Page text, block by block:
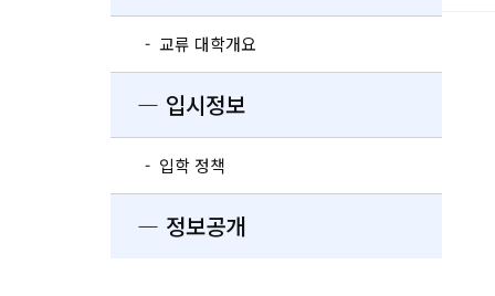
- 교류 대학개요
― 입시정보
- 입학 정책
― 정보공개